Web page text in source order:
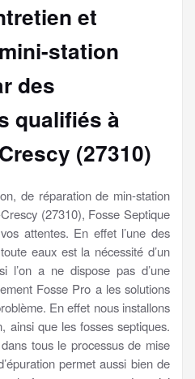
et
station
des
qualifiés à
(27310)
de réparation de min-station
(27310), Fosse Septique
attentes. En effet l’une des
eaux est la nécessité d’un
l’on a ne dispose pas d’une
Fosse Pro a les solutions
En effet nous installons
ainsi que les fosses septiques.
tous le processus de mise
permet aussi bien de